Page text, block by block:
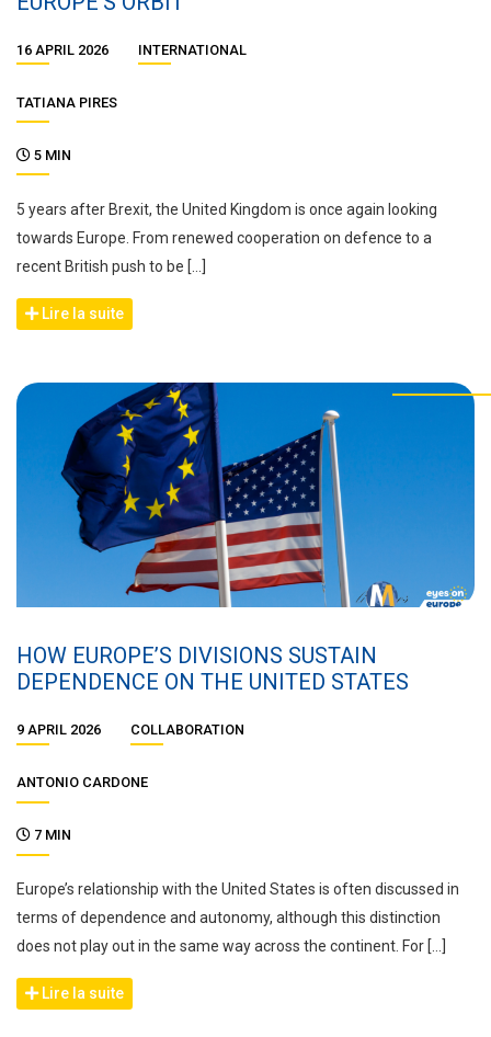
16 APRIL 2026 INTERNATIONAL
TATIANA PIRES
5 MIN
5 years after Brexit, the United Kingdom is once again looking
towards Europe. From renewed cooperation on defence to a
recent British push to be […]
Lire la suite
HOW EUROPE’S DIVISIONS SUSTAIN
DEPENDENCE ON THE UNITED STATES
9 APRIL 2026 COLLABORATION
ANTONIO CARDONE
7 MIN
Europe’s relationship with the United States is often discussed in
terms of dependence and autonomy, although this distinction
does not play out in the same way across the continent. For […]
Lire la suite